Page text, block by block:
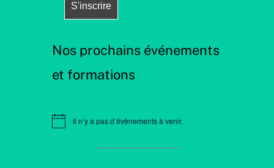
Nos prochains événements
et formations
Il n’y a pas d’évènements à venir.